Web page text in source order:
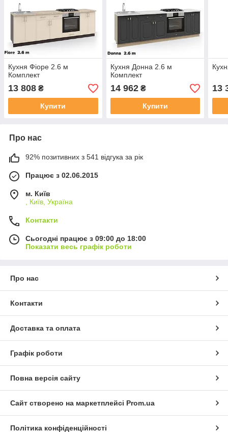
Кухня Фіоре 2.6 м
Комплект
13 808 ₴
Купити
Кухня Донна 2.6 м
Комплект
14 962₴
Купити
13
Про нас
92% позитивних з 541 відгука за рік
Працює з 02.06.2015
м. Київ
, Київ, Україна
Контакти
Сьогодні працює з 09:00 до 18:00
Показати весь графік роботи
Про нас
Контакти
Доставка та оплата
Графік роботи
Повна версія сайту
Сайт створено на маркетплейсі Prom.ua
Політика конфіденційності